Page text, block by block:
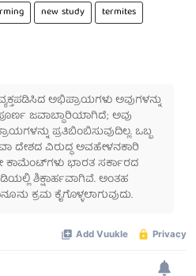
new study
termites
ಅಭಿಪ್ರಾಯಗಳು ಅವುಗಳನ್ನು
ಜವಾಬ್ದಾರಿಯಾಗಿದೆ; ಅವು
ಪ್ರತಿಬಿಂಬಿಸುವುದಿಲ್ಲ. ಒಬ್ಬ
ದೇಶದ ವಿರುದ್ಧ ಅವಹೇಳನಕಾರಿ
ಕಾಮೆಂಟ್‌ಗಳು ಭಾರತ ಸರ್ಕಾರದ
ಶಿಕ್ಷಾರ್ಹವಾಗಿವೆ. ಅಂತಹ
ಕ್ರಮ ಕೈಗೊಳ್ಳಲಾಗುವುದು.